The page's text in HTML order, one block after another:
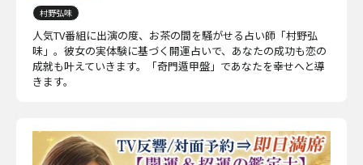
村野弘味
人気TV番組に出演の度、お茶の間を騒がせる占い師「村野弘
味」。彼女の実体験に基づく開運占いで、あなたの成功も恋の
成就も叶えていきます。「奇門遁甲盤」であなたを幸せへと導
きます。